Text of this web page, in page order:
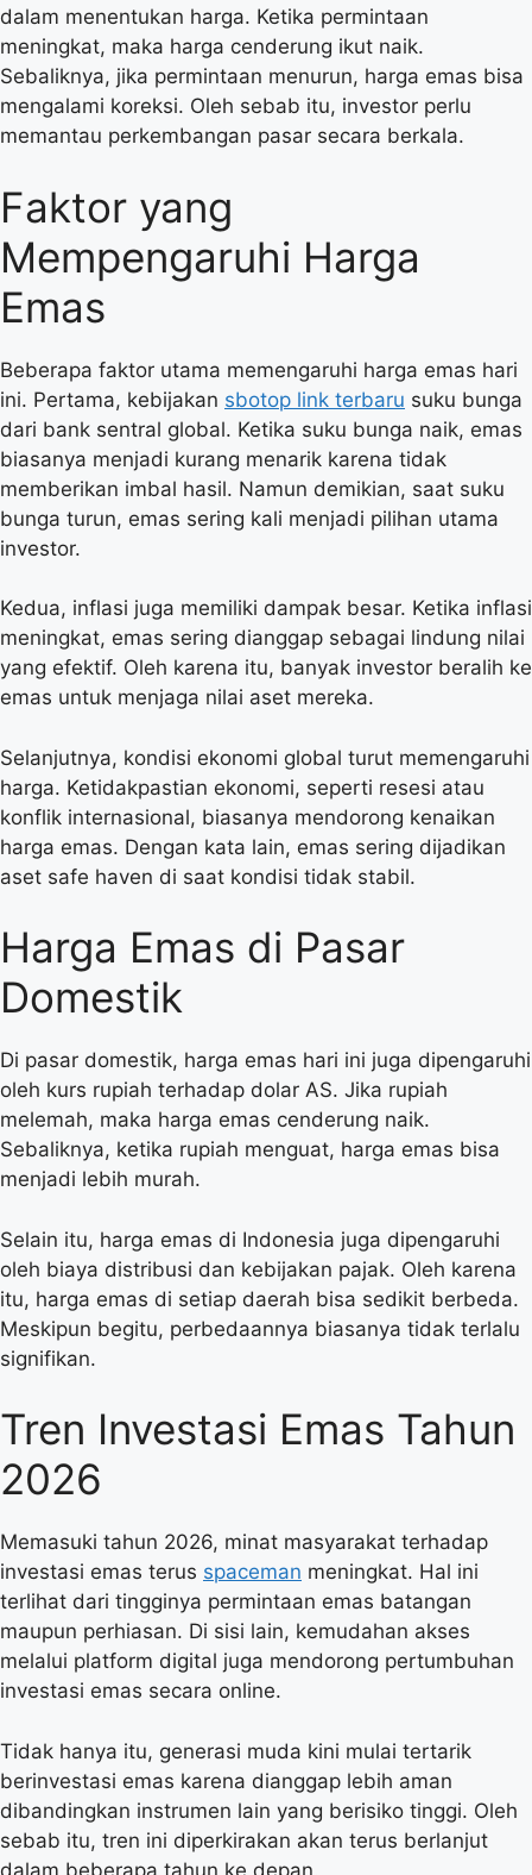
dalam menentukan harga. Ketika permintaan
meningkat, maka harga cenderung ikut naik.
Sebaliknya, jika permintaan menurun, harga emas bisa
mengalami koreksi. Oleh sebab itu, investor perlu
memantau perkembangan pasar secara berkala.
Faktor yang
Mempengaruhi Harga
Emas
Beberapa faktor utama memengaruhi harga emas hari
ini. Pertama, kebijakan sbotop link terbaru suku bunga
dari bank sentral global. Ketika suku bunga naik, emas
biasanya menjadi kurang menarik karena tidak
memberikan imbal hasil. Namun demikian, saat suku
bunga turun, emas sering kali menjadi pilihan utama
investor.
Kedua, inflasi juga memiliki dampak besar. Ketika inflasi
meningkat, emas sering dianggap sebagai lindung nilai
yang efektif. Oleh karena itu, banyak investor beralih ke
emas untuk menjaga nilai aset mereka.
Selanjutnya, kondisi ekonomi global turut memengaruhi
harga. Ketidakpastian ekonomi, seperti resesi atau
konflik internasional, biasanya mendorong kenaikan
harga emas. Dengan kata lain, emas sering dijadikan
aset safe haven di saat kondisi tidak stabil.
Harga Emas di Pasar
Domestik
Di pasar domestik, harga emas hari ini juga dipengaruhi
oleh kurs rupiah terhadap dolar AS. Jika rupiah
melemah, maka harga emas cenderung naik.
Sebaliknya, ketika rupiah menguat, harga emas bisa
menjadi lebih murah.
Selain itu, harga emas di Indonesia juga dipengaruhi
oleh biaya distribusi dan kebijakan pajak. Oleh karena
itu, harga emas di setiap daerah bisa sedikit berbeda.
Meskipun begitu, perbedaannya biasanya tidak terlalu
signifikan.
Tren Investasi Emas Tahun
2026
Memasuki tahun 2026, minat masyarakat terhadap
investasi emas terus spaceman meningkat. Hal ini
terlihat dari tingginya permintaan emas batangan
maupun perhiasan. Di sisi lain, kemudahan akses
melalui platform digital juga mendorong pertumbuhan
investasi emas secara online.
Tidak hanya itu, generasi muda kini mulai tertarik
berinvestasi emas karena dianggap lebih aman
dibandingkan instrumen lain yang berisiko tinggi. Oleh
sebab itu, tren ini diperkirakan akan terus berlanjut
dalam beberapa tahun ke depan.